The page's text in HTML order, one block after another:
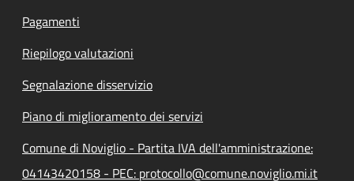
Pagamenti
Riepilogo valutazioni
Segnalazione disservizio
Piano di miglioramento dei servizi
Comune di Noviglio - Partita IVA dell'amministrazione:
04143420158 - PEC: protocollo@comune.noviglio.mi.it